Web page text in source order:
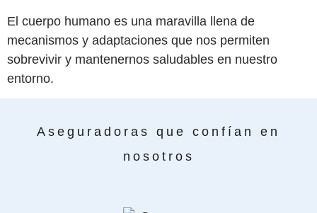
El cuerpo humano es una maravilla llena de
mecanismos y adaptaciones que nos permiten
sobrevivir y mantenernos saludables en nuestro
entorno.
Aseguradoras que confían en
nosotros